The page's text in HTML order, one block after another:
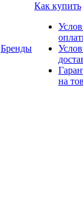
Бренды
Как купить
на